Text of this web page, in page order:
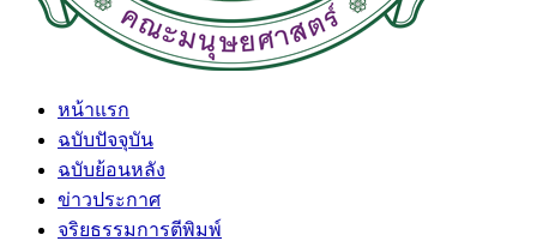
หน้าแรก
ฉบับปัจจุบัน
ฉบับย้อนหลัง
ข่าวประกาศ
จริยธรรมการตีพิมพ์